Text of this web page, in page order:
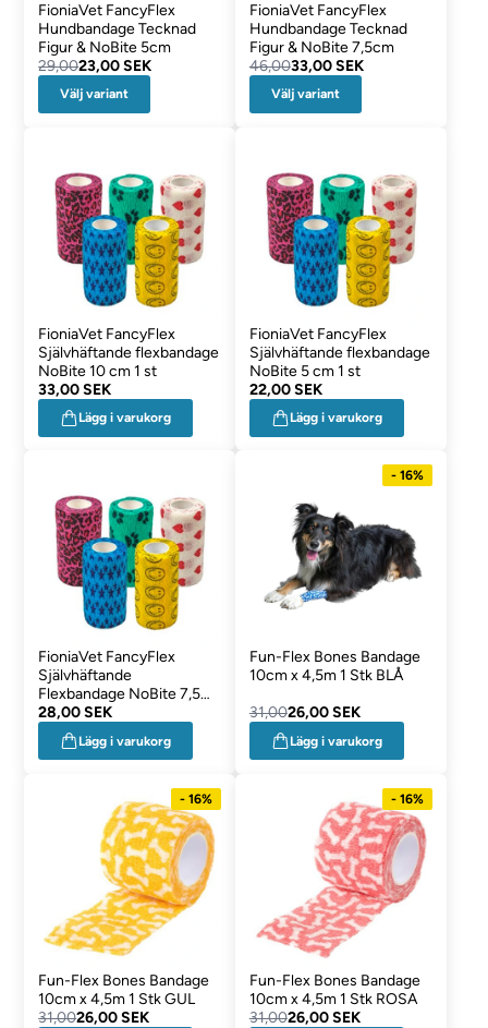
FioniaVet FancyFlex
Hundbandage Tecknad
Figur & NoBite 5cm
29,0023,00 SEK
Välj variant
FioniaVet FancyFlex
Hundbandage Tecknad
Figur & NoBite 7,5cm
46,0033,00 SEK
Välj variant
FioniaVet FancyFlex
Självhäftande flexbandage
NoBite 10 cm 1 st
33,00 SEK
Lägg i varukorg
FioniaVet FancyFlex
Självhäftande flexbandage
NoBite 5 cm 1 st
22,00 SEK
Lägg i varukorg
FioniaVet FancyFlex
Självhäftande
Flexbandage NoBite 7,5
cm 1 st
28,00 SEK
Lägg i varukorg
- 16%
Fun-Flex Bones Bandage
10cm x 4,5m 1 Stk BLÅ
31,0026,00 SEK
Lägg i varukorg
- 16%
Fun-Flex Bones Bandage
10cm x 4,5m 1 Stk GUL
31,0026,00 SEK
- 16%
Fun-Flex Bones Bandage
10cm x 4,5m 1 Stk ROSA
31,0026,00 SEK